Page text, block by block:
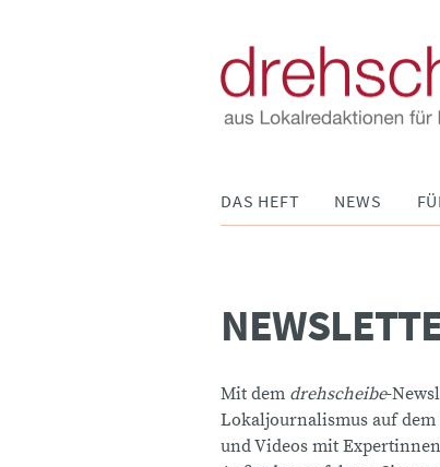
DAS HEFT NEWS
Mit dem drehscheibe-
Lokaljournalismus auf
und Videos mit